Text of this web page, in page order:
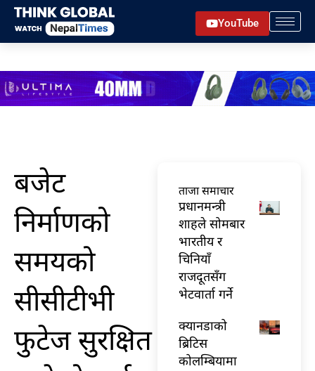
Skip
content
YouTube
बजेट
निर्माणको
समयको
सीसीटीभी
फुटेज सुरक्षित
ताजा समाचार
प्रधानमन्त्री
शाहले सोमबार
भारतीय र
चिनियाँ
राजदूतसँग
भेटवार्ता गर्ने
क्यानडाको
ब्रिटिस
कोलम्बियामा